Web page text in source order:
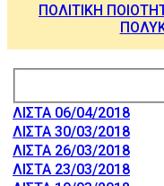
ΠΟΛΙΤΙΚΗ
ΛΙΣΤΑ 06/04/2018
ΛΙΣΤΑ 30/03/2018
ΛΙΣΤΑ 26/03/2018
ΛΙΣΤΑ 23/03/2018